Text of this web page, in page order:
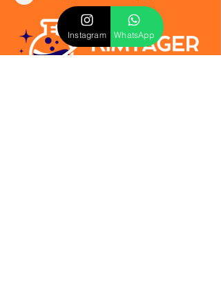
Instagram WhatsApp